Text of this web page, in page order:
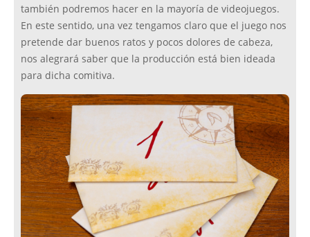
también podremos hacer en la mayoría de videojuegos.
En este sentido, una vez tengamos claro que el juego nos
pretende dar buenos ratos y pocos dolores de cabeza,
nos alegrará saber que la producción está bien ideada
para dicha comitiva.